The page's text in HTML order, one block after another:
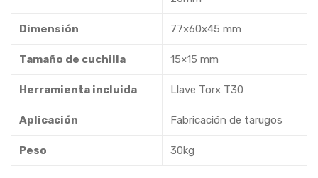
Dimensión 77x60x45 mm
Tamaño de cuchilla 15×15 mm
Herramienta incluida Llave Torx T30
Aplicación Fabricación de tarugos
Peso 30kg